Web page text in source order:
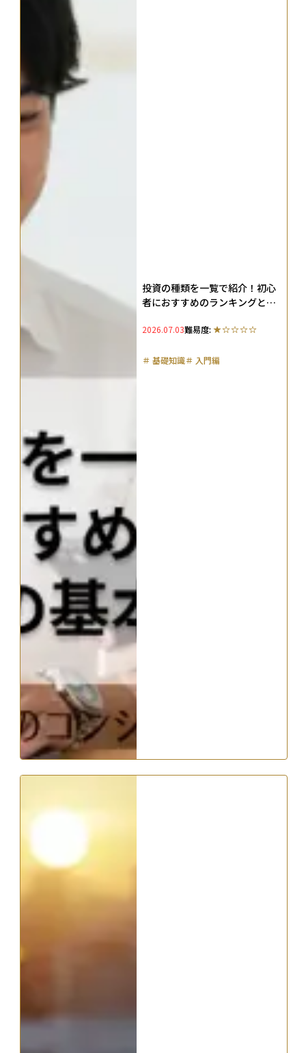
投資の種類を一覧で紹介！初心
者におすすめのランキングと投
2026.07.03難易度:
＃ 基礎知識＃ 入門編